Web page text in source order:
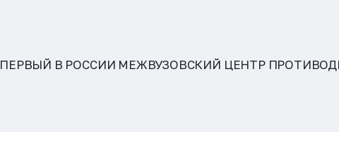
ПЕРВЫЙ В РОССИИ МЕЖВУЗОВСКИЙ ЦЕНТР